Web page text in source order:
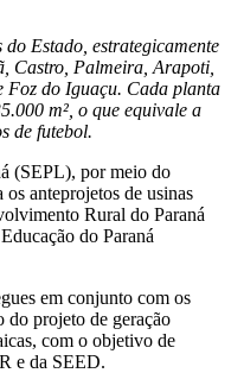
Estado, estrategicamente
Castro, Palmeira, Arapoti,
Foz do Iguaçu. Cada planta
m², o que equivale a
de futebol.
(SEPL), por meio do
os anteprojetos de usinas
Rural do Paraná
do Paraná
em conjunto com os
do projeto de geração
com o objetivo de
e da SEED.